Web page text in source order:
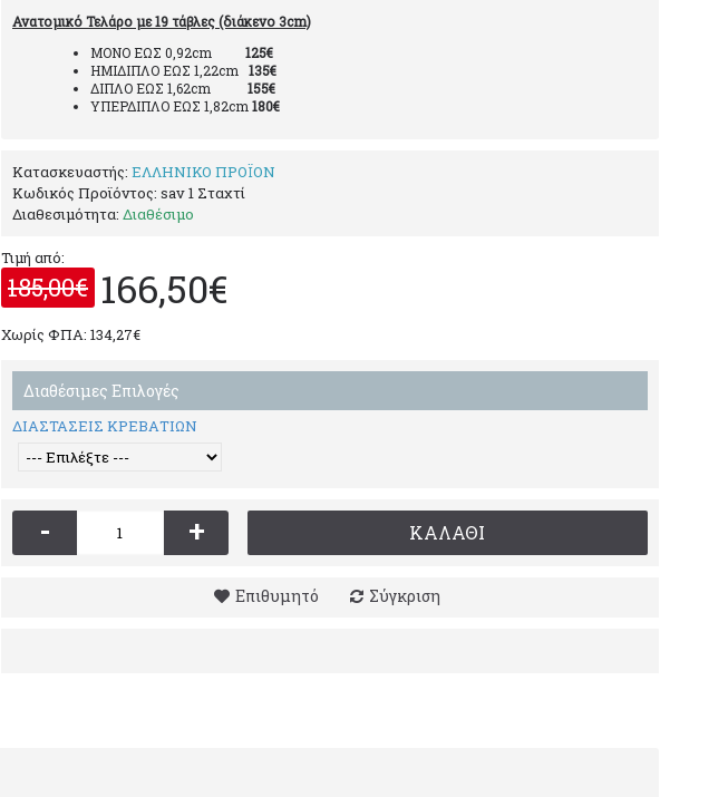
Ανατομικό Τελάρο με 19 τάβλες (διάκενο 3cm)
ΜΟΝΟ ΕΩΣ 0,92cm 125€
ΗΜΙΔΙΠΛΟ ΕΩΣ 1,22cm 135€
ΔΙΠΛΟ ΕΩΣ 1,62cm 155€
ΥΠΕΡΔΙΠΛΟ ΕΩΣ 1,82cm 180€
Κατασκευαστής: ΕΛΛΗΝΙΚΟ ΠΡΟΪΟΝ
Κωδικός Προϊόντος: sav 1 Σταχτί
Διαθεσιμότητα: Διαθέσιμο
Τιμή από:
185,00€ 166,50€
Χωρίς ΦΠΑ: 134,27€
Διαθέσιμες Επιλογές
ΔΙΑΣΤΑΣΕΙΣ ΚΡΕΒΑΤΙΩΝ
- + ΚΑΛΆΘΙ
Επιθυμητό Σύγκριση